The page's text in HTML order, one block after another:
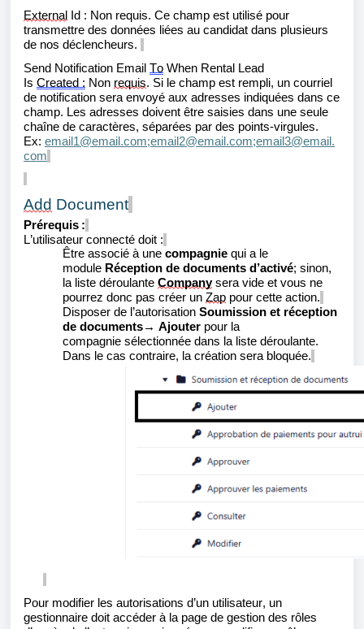
External
Id : Non requis. Ce champ est utilisé pour
transmettre des données liées au candidat dans plusieurs
de nos déclencheurs.
Send Notification Email To When Rental Lead
Is Created : Non requis. Si le champ est rempli, un courriel
de notification sera envoyé aux adresses indiquées dans ce
champ. Les adresses doivent être saisies dans une seule
chaîne de caractères, séparées par des points-virgules.
Ex: email1@email.com;email2@email.com;email3@email.
com
Add Document
Prérequis :
L’utilisateur connecté doit :
Être associé à une compagnie qui a le
module Réception de documents d’activé; sinon,
la liste déroulante Company sera vide et vous ne
pourrez donc pas créer un Zap pour cette action.
Disposer de l’autorisation Soumission et réception
de documents→ Ajouter pour la
compagnie sélectionnée dans la liste déroulante.
Dans le cas contraire, la création sera bloquée.
Pour modifier les autorisations d’un utilisateur, un
gestionnaire doit accéder à la page de gestion des rôles